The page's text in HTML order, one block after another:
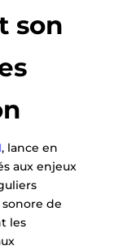
son
, lance en
aux enjeux
de
les